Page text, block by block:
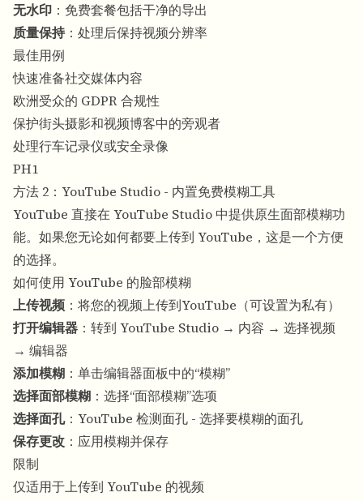
无水印 ：免费套餐包括干净的导出
质量保持 ：处理后保持视频分辨率
最佳用例
快速准备社交媒体内容
欧洲受众的 GDPR 合规性
保护街头摄影和视频博客中的旁观者
处理行车记录仪或安全录像
PH1
方法 2：YouTube Studio - 内置免费模糊工具
YouTube 直接在 YouTube Studio 中提供原生面部模糊功
能。如果您无论如何都要上传到 YouTube，这是一个方便
的选择。
如何使用 YouTube 的脸部模糊
上传视频 ：将您的视频上传到YouTube（可设置为私有）
打开编辑器 ：转到 YouTube Studio → 内容 → 选择视频
→ 编辑器
添加模糊 ：单击编辑器面板中的“模糊”
选择面部模糊 ：选择“面部模糊”选项
选择面孔：YouTube 检测面孔 - 选择要模糊的面孔
保存更改 ：应用模糊并保存
限制
仅适用于上传到 YouTube 的视频